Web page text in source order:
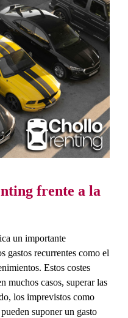
frente a la
un importante
gastos recurrentes como el
Estos costes
muchos casos, superar las
los imprevistos como
suponer un gasto